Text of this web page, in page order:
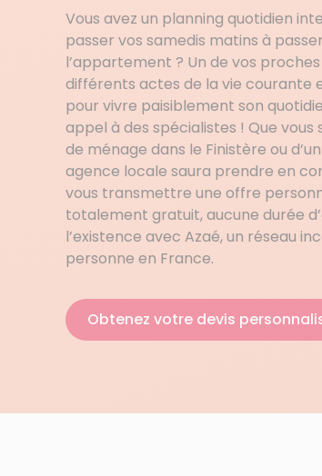
Vous avez un planning quotidien
passer vos samedis matins à
l’appartement ? Un de vos
différents actes de la vie courante
pour vivre paisiblement son
appel à des spécialistes ! Que
de ménage dans le Finistère ou
agence locale saura prendre en
vous transmettre une offre
totalement gratuit, aucune durée
l’existence avec Azaé, un réseau
personne en France.
Obtenez votre devis